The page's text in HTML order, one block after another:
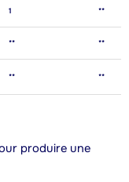
1 **
** **
** **
produire une